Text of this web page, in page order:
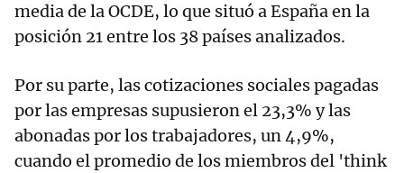
media de la OCDE, lo que situó a España en la
posición 21 entre los 38 países analizados.
Por su parte, las cotizaciones sociales pagadas
por las empresas supusieron el 23,3% y las
abonadas por los trabajadores, un 4,9%,
cuando el promedio de los miembros del 'think